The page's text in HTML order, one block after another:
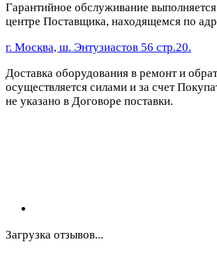
Гарантийное обслуживание
центре Поставщика, находящемся по
г. Москва, ш. Энтузиастов 56 стр.20.
Доставка оборудования в ремонт и
осуществляется силами и за счет
не указано в Договоре поставки.
Загрузка отзывов...